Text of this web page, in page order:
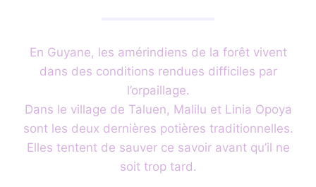
En Guyane, les amérindiens de la forêt vivent
dans des conditions rendues difficiles par
l’orpaillage.
Dans le village de Taluen, Malilu et Linia Opoya
sont les deux dernières potières traditionnelles.
Elles tentent de sauver ce savoir avant qu’il ne
soit trop tard.